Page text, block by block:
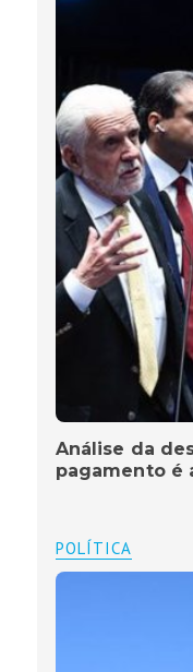
Análise da
pagamento é
POLÍTICA